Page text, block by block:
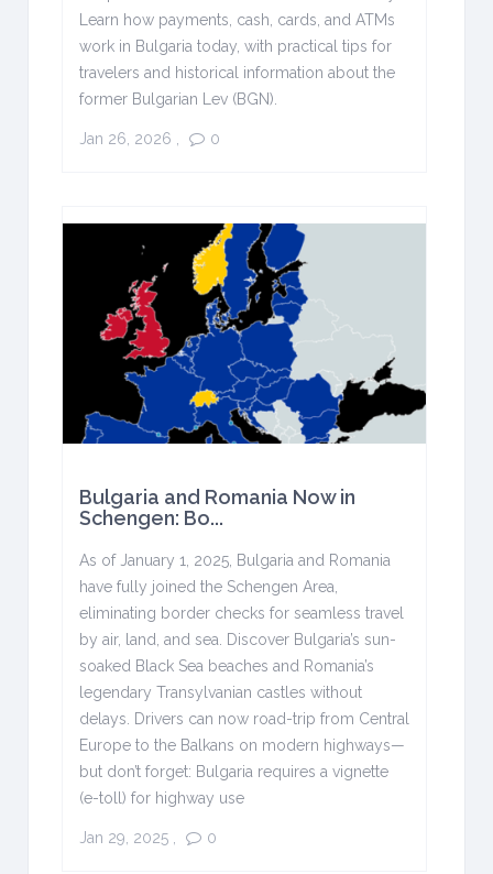
Learn how payments, cash, cards, and ATMs
work in Bulgaria today, with practical tips for
travelers and historical information about the
former Bulgarian Lev (BGN).
Jan 26, 2026 , 0
Bulgaria and Romania Now in
Schengen: Bo...
As of January 1, 2025, Bulgaria and Romania
have fully joined the Schengen Area,
eliminating border checks for seamless travel
by air, land, and sea. Discover Bulgaria’s sun-
soaked Black Sea beaches and Romania’s
legendary Transylvanian castles without
delays. Drivers can now road-trip from Central
Europe to the Balkans on modern highways—
but don’t forget: Bulgaria requires a vignette
(e-toll) for highway use
Jan 29, 2025, 0